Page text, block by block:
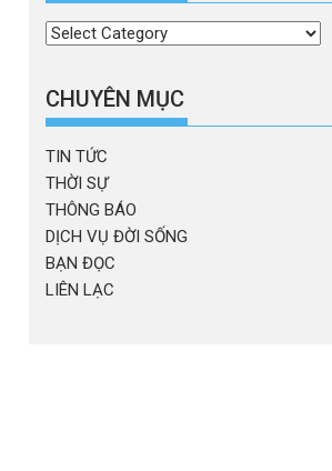
Chọn
mục
CHUYÊN MỤC
TIN TỨC
THỜI SỰ
THÔNG BÁO
DỊCH VỤ ĐỜI SỐNG
BẠN ĐỌC
LIÊN LẠC